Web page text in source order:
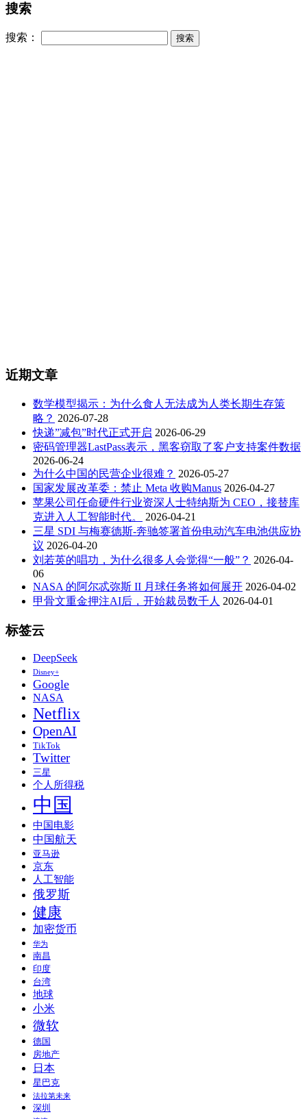
搜索
搜索：
近期文章
数学模型揭示：为什么食人无法成为人类长期生存策
略？ 2026-07-28
快递”减包”时代正式开启 2026-06-29
密码管理器LastPass表示，黑客窃取了客户支持案件数据
2026-06-24
为什么中国的民营企业很难？ 2026-05-27
国家发展改革委：禁止 Meta 收购Manus 2026-04-27
苹果公司任命硬件行业资深人士特纳斯为 CEO，接替库
克进入人工智能时代。
2026-04-21
三星 SDI 与梅赛德斯-奔驰签署首份电动汽车电池供应协
议 2026-04-20
刘若英的唱功，为什么很多人会觉得“一般”？ 2026-04-
06
NASA 的阿尔忒弥斯 II 月球任务将如何展开 2026-04-02
甲骨文重金押注AI后，开始裁员数千人 2026-04-01
标签云
DeepSeek
Disney+
Google
NASA
Netflix
OpenAI
TikTok
Twitter
三星
个人所得税
中国
中国电影
中国航天
亚马逊
京东
人工智能
俄罗斯
健康
加密货币
华为
南昌
印度
台湾
地球
小米
微软
德国
房地产
日本
星巴克
法拉第未来
深圳